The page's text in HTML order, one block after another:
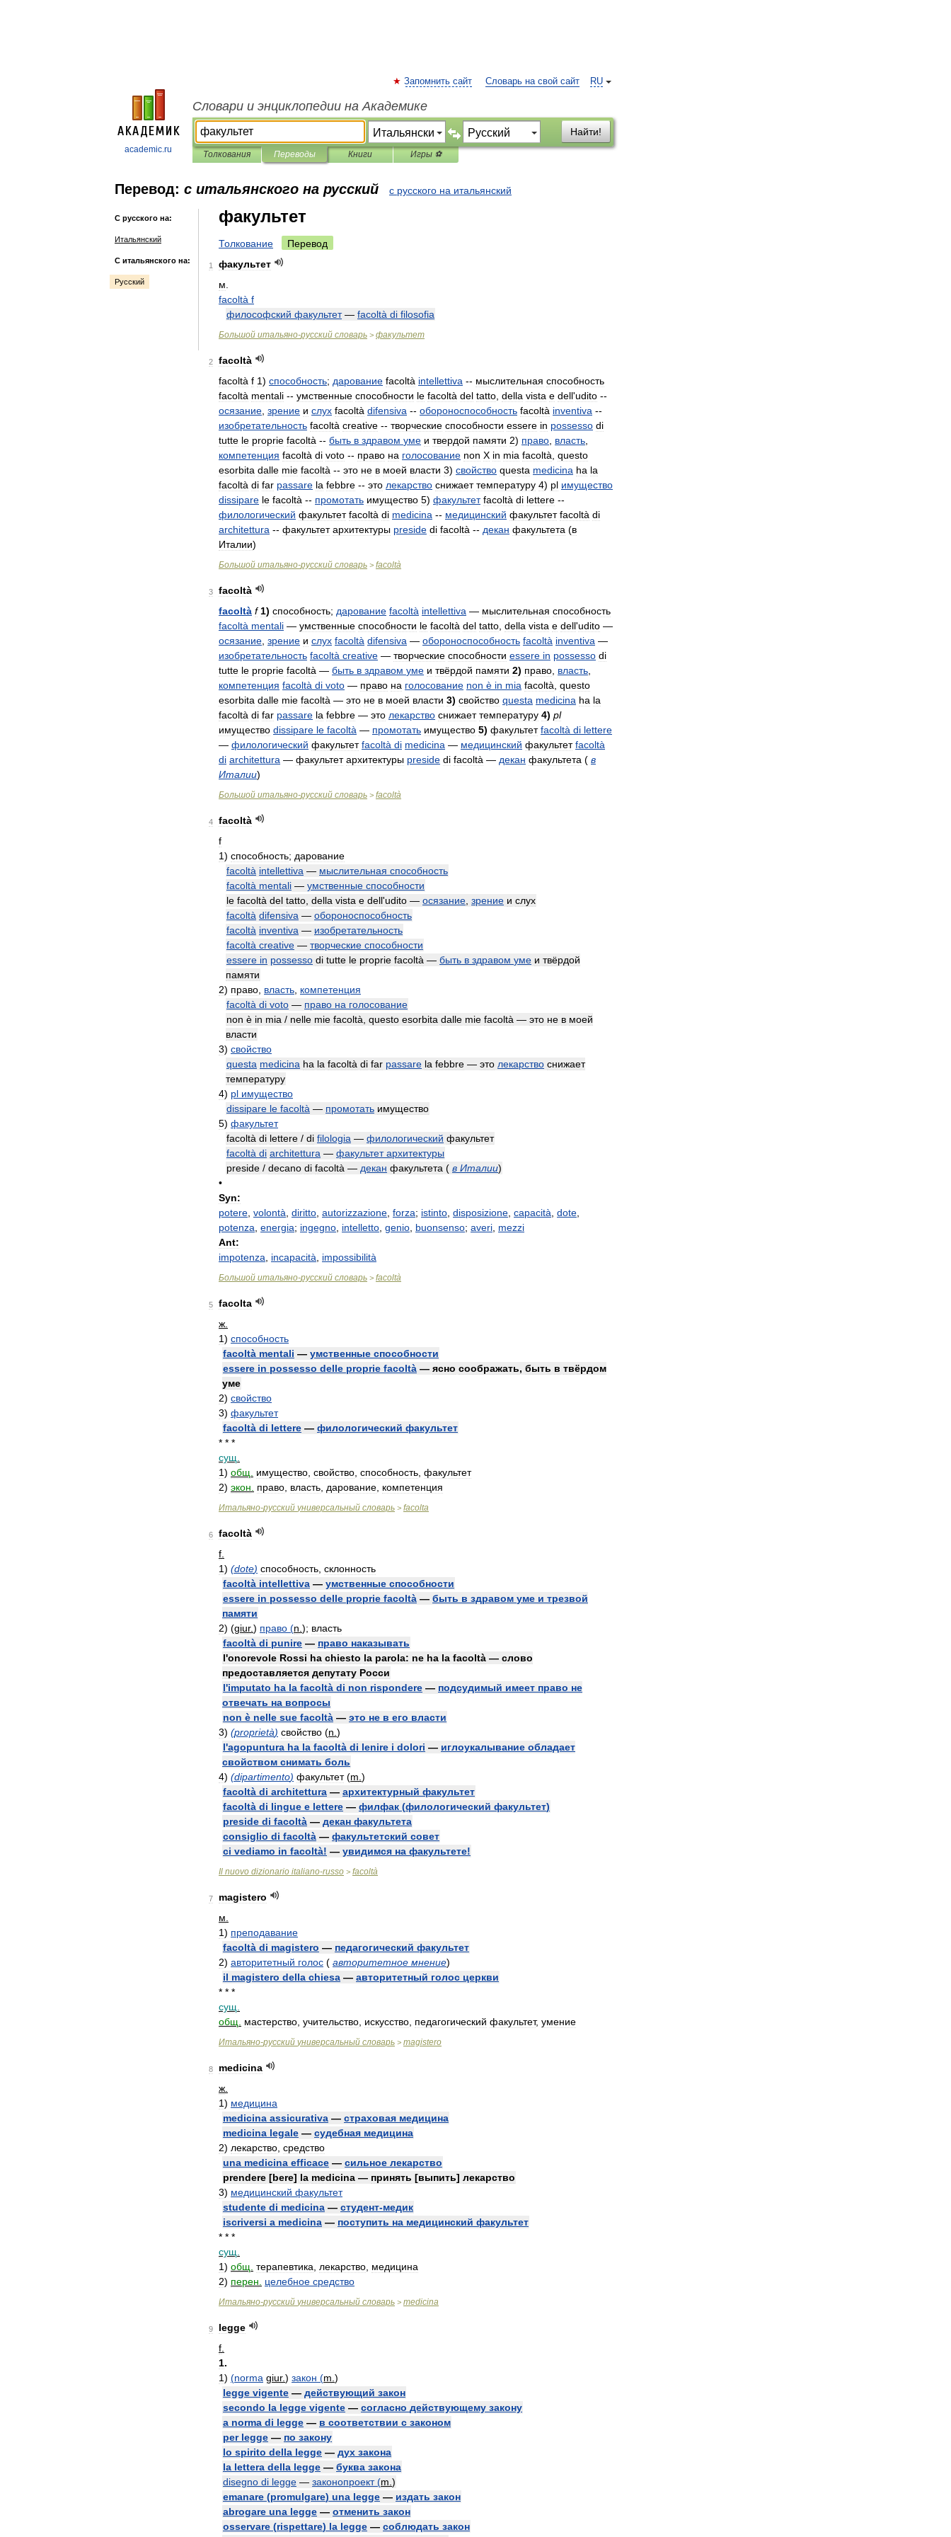
academic.ru
RU
Запомнить сайт Словарь на свой сайт
Словари и энциклопедии на Академике
Найти!
Толкования Переводы Книги Игры ⚽
Перевод: с итальянского на русский с русского на итальянский
С русского на:
Итальянский
С итальянского на:
Русский
факультет
Толкование Перевод
1
факультет
м
facoltà f
философский факультет— facoltà di filosofia
Большой итальяно-русский словарь > факультет
2
facoltà
facoltà f 1) способность; дарование facoltà intellettiva -- мыслительная способность
facoltà mentali -- умственные способности le facoltà del tatto della vista e dell'udito --
осязание зрение и слух facoltà difensiva -- обороноспособность facoltà inventiva --
изобретательность facoltà creative -- творческие способности essere in possesso di
tutte le proprie facoltà -- быть в здравом уме и твердой памяти 2) право власть
компетенция facoltà di voto -- право на голосование non Х in mia facoltà questo
esorbita dalle mie facoltà -- это не в моей власти 3) свойство questa medicina ha la
facoltà di far passare la febbre -- это лекарство снижает температуру 4) pl имущество
dissipare le facoltà -- промотать имущество 5) факультет facoltà di lettere --
филологический факультет facoltà di medicina -- медицинский факультет facoltà di
architettura -- факультет архитектуры preside di facoltà -- декан факультета (в
Италии)
Большой итальяно-русский словарь > facoltà
3
facoltà
facoltà f 1) способность; дарование facoltà intellettiva — мыслительная способность
facoltà mentali — умственные способности le facoltà del tatto della vista e dell'udito —
осязание зрение и слух facoltà difensiva — обороноспособность facoltà inventiva —
изобретательность facoltà creative — творческие способности essere in possesso di
tutte le proprie facoltà — быть в здравом уме и твёрдой памяти 2) право власть
компетенция facoltà di voto — право на голосование non è in mia facoltà questo
esorbita dalle mie facoltà — это не в моей власти 3) свойство questa medicina ha la
facoltà di far passare la febbre — это лекарство снижает температуру 4) pl
имущество dissipare le facoltà — промотать имущество 5) факультет facoltà di lettere
— филологический факультет facoltà di medicina — медицинский факультет facoltà
di architettura — факультет архитектуры preside di facoltà — декан факультета ( в
Италии)
Большой итальяно-русский словарь > facoltà
4
facoltà
f
1) способность; дарование
facoltà intellettiva — мыслительная способность
facoltà mentali — умственные способности
le facoltà del tatto della vista e dell'udito — осязание зрение и слух
facoltà difensiva — обороноспособность
facoltà inventiva — изобретательность
facoltà creative — творческие способности
essere in possesso di tutte le proprie facoltà — быть в здравом уме и твёрдой
памяти
2) право власть компетенция
facoltà di voto — право на голосование
non è in mia / nelle mie facoltà questo esorbita dalle mie facoltà — это не в моей
власти
3) свойство
questa medicina ha la facoltà di far passare la febbre — это лекарство снижает
температуру
4) pl имущество
dissipare le facoltà — промотать имущество
5) факультет
facoltà di lettere / di filologia — филологический факультет
facoltà di architettura — факультет архитектуры
preside / decano di facoltà — декан факультета ( в Италии)
•
Syn:
potere volontà diritto autorizzazione forza; istinto disposizione capacità dote
potenza energia; ingegno intelletto genio buonsenso; averi mezzi
Ant:
impotenza
incapacità impossibilità
Большой итальяно-русский словарь > facoltà
5
facolta
ж
1) способность
facoltà mentali — умственные способности
essere in possesso delle proprie facoltà — ясно соображать, быть в твёрдом
уме
2) свойство
3) факультет
facoltà di lettere — филологический факультет
* * *
сущ
1) общ имущество свойство способность факультет
2) экон право власть дарование компетенция
Итальяно-русский универсальный словарь > facolta
6
facoltà
f
1) (dote) способность склонность
facoltà intellettiva — умственные способности
essere in possesso delle proprie facoltà — быть в здравом уме и трезвой
памяти
2) (giur.) право (n ); власть
facoltà di punire — право наказывать
l'onorevole Rossi ha chiesto la parola: ne ha la facoltà — слово
предоставляется депутату Росси
l'imputato ha la facoltà di non rispondere — подсудимый имеет право не
отвечать на вопросы
non è nelle sue facoltà — это не в его власти
3) (proprietà) свойство (n )
l'agopuntura ha la facoltà di lenire i dolori — иглоукалывание обладает
свойством снимать боль
4) (dipartimento) факультет(m )
facoltà di architettura — архитектурный факультет
facoltà di lingue e lettere — филфак (филологический факультет)
preside di facoltà — декан факультета
consiglio di facoltà — факультетский совет
ci vediamo in facoltà! — увидимся на факультете!
Il nuovo dizionario italiano-russo > facoltà
7
magistero
м
1) преподавание
facoltà di magistero — педагогический факультет
2) авторитетный голос ( авторитетное мнение)
il magistero della chiesa — авторитетный голос церкви
* * *
сущ
общ
мастерство учительство искусство педагогический факультет, умение
Итальяно-русский универсальный словарь > magistero
8
medicina
ж
1) медицина
medicina assicurativa — страховая медицина
medicina legale — судебная медицина
2) лекарство средство
una medicina efficace — сильное лекарство
prendere [bere] la medicina — принять [выпить] лекарство
3) медицинский факультет
studente di medicina — студент-медик
iscriversi a medicina — поступить на медицинский факультет
* * *
сущ
1) общ терапевтика лекарство медицина
2) перен целебное средство
Итальяно-русский универсальный словарь > medicina
9
legge
f
1.
1) (norma giur.) закон (m )
legge vigente — действующий закон
secondo la legge vigente — согласно действующему закону
a norma di legge — в соответствии с законом
per legge — по закону
lo spirito della legge — дух закона
la lettera della legge — буква закона
disegno di legge — законопроект(m )
emanare (promulgare) una legge — издать закон
abrogare una legge — отменить закон
osservare (rispettare) la legge — соблюдать закон